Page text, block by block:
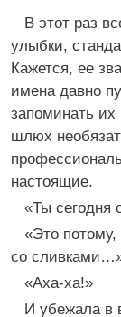
В этот раз
улыбки,
Кажется, ее
имена давно
запоминать
шлюх
настоящие.
«Ты сегодня
«Это потому,
со
«Аха-ха!»
И убежала в